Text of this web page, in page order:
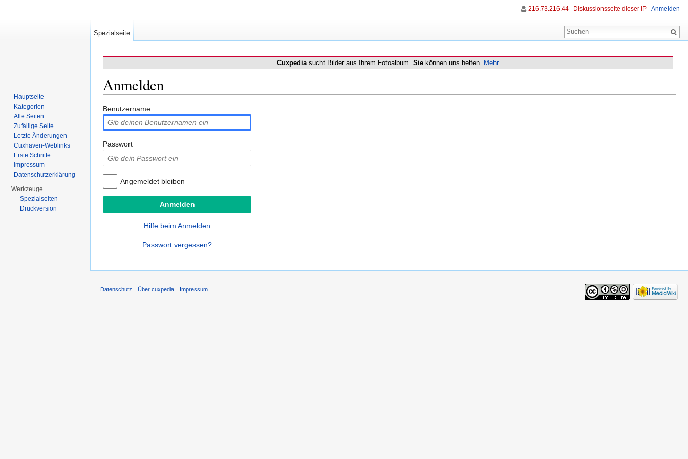
Cuxpediasucht Bilder aus Ihrem Fotoalbum. Sie können uns helfen. Mehr...
Anmelden
Benutzername
Passwort
Angemeldet bleiben
Hilfe beim Anmelden
Passwort vergessen?
216.73.216.44 Diskussionsseite dieser IP Anmelden
Spezialseite
Hauptseite
Kategorien
Alle Seiten
Zufällige Seite
Letzte Änderungen
Cuxhaven-Weblinks
Erste Schritte
Impressum
Datenschutzerklärung
Werkzeuge
Spezialseiten
Druckversion
Datenschutz Über cuxpedia Impressum